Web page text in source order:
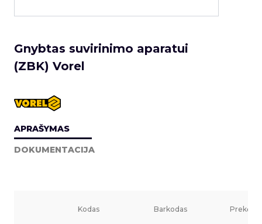
Gnybtas suvirinimo aparatui
(ZBK) Vorel
APRAŠYMAS
DOKUMENTACIJA
Kodas Barkodas Prekės